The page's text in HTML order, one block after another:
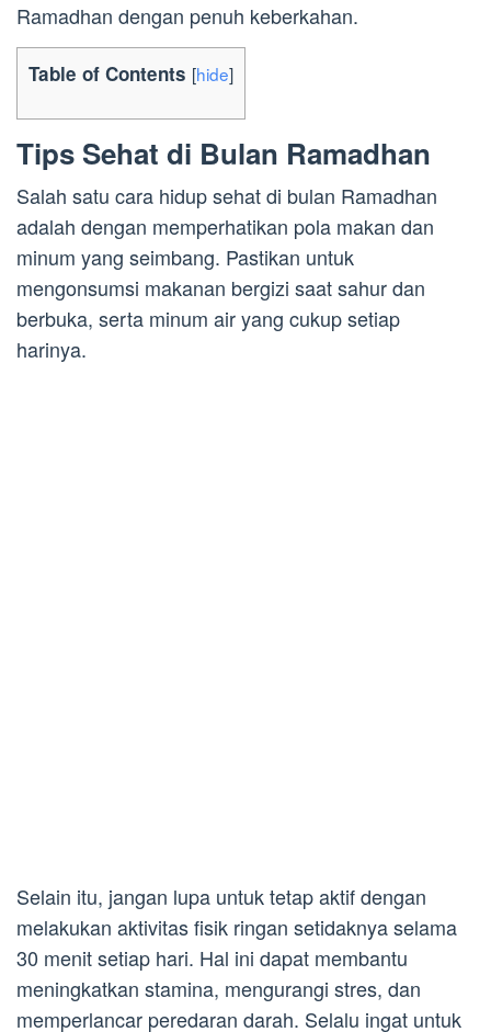
Ramadhan dengan penuh keberkahan.
Table of Contents [hide]
Tips Sehat di Bulan Ramadhan
Salah satu cara hidup sehat di bulan Ramadhan
adalah dengan memperhatikan pola makan dan
minum yang seimbang. Pastikan untuk
mengonsumsi makanan bergizi saat sahur dan
berbuka, serta minum air yang cukup setiap
harinya.
Selain itu, jangan lupa untuk tetap aktif dengan
melakukan aktivitas fisik ringan setidaknya selama
30 menit setiap hari. Hal ini dapat membantu
meningkatkan stamina, mengurangi stres, dan
memperlancar peredaran darah. Selalu ingat untuk